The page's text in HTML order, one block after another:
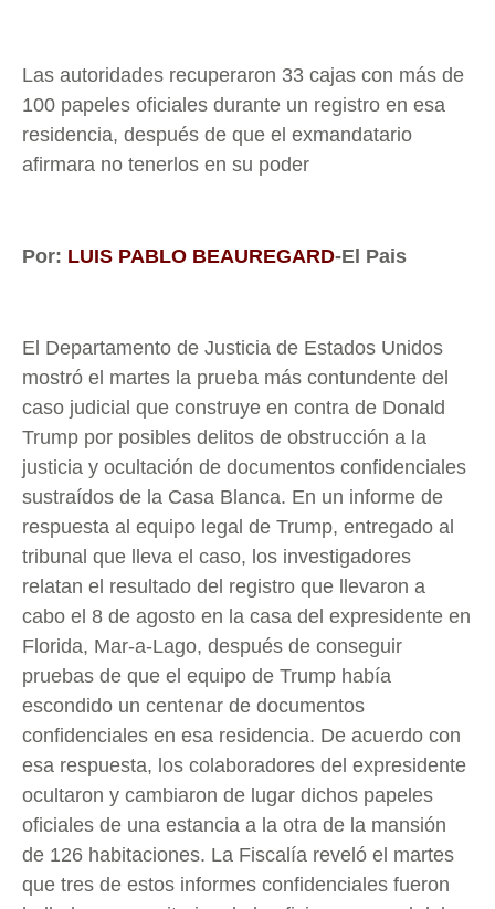
Las autoridades recuperaron 33 cajas con más de
100 papeles oficiales durante un registro en esa
residencia, después de que el exmandatario
afirmara no tenerlos en su poder
Por: LUIS PABLO BEAUREGARD-El Pais
El Departamento de Justicia de Estados Unidos
mostró el martes la prueba más contundente del
caso judicial que construye en contra de Donald
Trump por posibles delitos de obstrucción a la
justicia y ocultación de documentos confidenciales
sustraídos de la Casa Blanca. En un informe de
respuesta al equipo legal de Trump, entregado al
tribunal que lleva el caso, los investigadores
relatan el resultado del registro que llevaron a
cabo el 8 de agosto en la casa del expresidente en
Florida, Mar-a-Lago, después de conseguir
pruebas de que el equipo de Trump había
escondido un centenar de documentos
confidenciales en esa residencia. De acuerdo con
esa respuesta, los colaboradores del expresidente
ocultaron y cambiaron de lugar dichos papeles
oficiales de una estancia a la otra de la mansión
de 126 habitaciones. La Fiscalía reveló el martes
que tres de estos informes confidenciales fueron